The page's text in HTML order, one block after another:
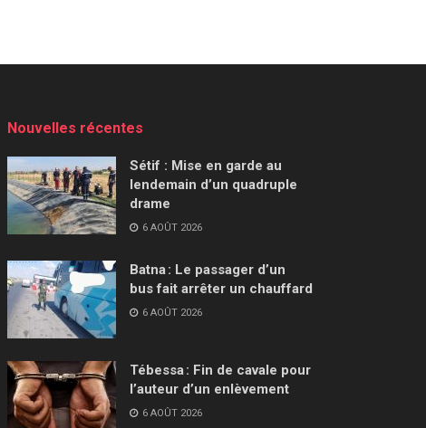
Nouvelles récentes
Sétif : Mise en garde au
lendemain d’un quadruple
drame
6 AOÛT 2026
Batna : Le passager d’un
bus fait arrêter un chauffard
6 AOÛT 2026
Tébessa : Fin de cavale pour
l’auteur d’un enlèvement
6 AOÛT 2026